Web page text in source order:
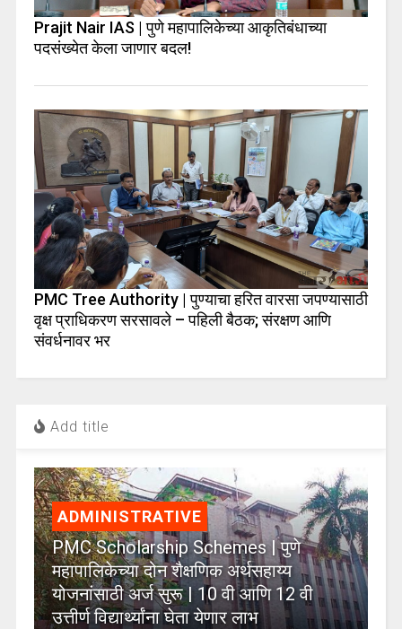
Prajit Nair IAS | पुणे महापालिकेच्या आकृतिबंधाच्या
पदसंख्येत केला जाणार बदल!
PMC Tree Authority | पुण्याचा हरित वारसा जपण्यासाठी
वृक्ष प्राधिकरण सरसावले – पहिली बैठक; संरक्षण आणि
संवर्धनावर भर
Add title
ADMINISTRATIVE
PMC Scholarship Schemes | पुणे
महापालिकेच्या दोन शैक्षणिक अर्थसहाय्य
योजनांसाठी अर्ज सुरू | 10 वी आणि 12 वी
उत्तीर्ण विद्यार्थ्यांना घेता येणार लाभ